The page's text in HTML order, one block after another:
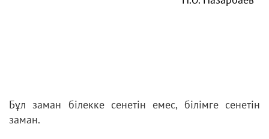
Бұл заман білекке сенетін емес, білімге сенетін
заман.